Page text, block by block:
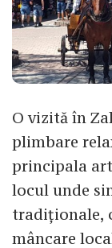
O vizită în
plimbare
principala
locul unde
tradiționale,
mâncare